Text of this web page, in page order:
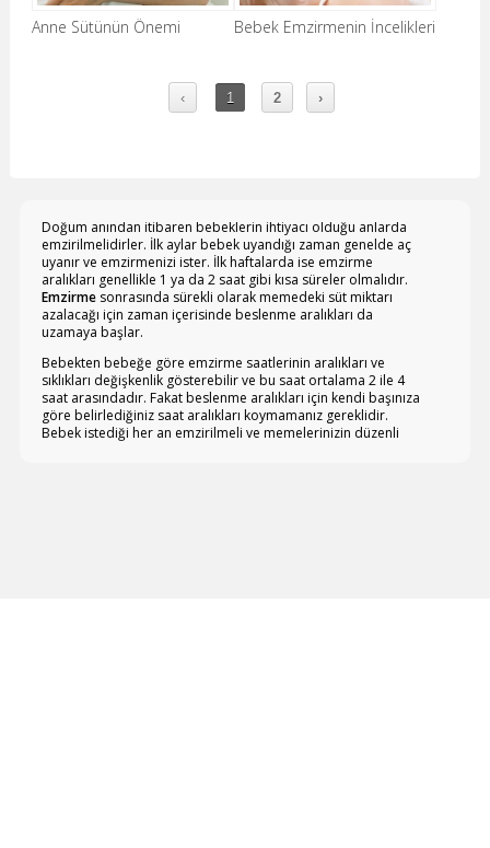
Anne Sütünün Önemi Bebek Emzirmenin İncelikleri
‹ 1 2 ›
Doğum anından itibaren bebeklerin ihtiyacı olduğu anlarda
emzirilmelidirler. İlk aylar bebek uyandığı zaman genelde aç
uyanır ve emzirmenizi ister. İlk haftalarda ise emzirme
aralıkları genellikle 1 ya da 2 saat gibi kısa süreler olmalıdır.
Emzirmesonrasında sürekli olarak memedeki süt miktarı
azalacağı için zaman içerisinde beslenme aralıkları da
uzamaya başlar.
Bebekten bebeğe göre emzirme saatlerinin aralıkları ve
sıklıkları değişkenlik gösterebilir ve bu saat ortalama 2 ile 4
saat arasındadır. Fakat beslenme aralıkları için kendi başınıza
göre belirlediğiniz saat aralıkları koymamanız gereklidir.
Bebek istediği her an emzirilmeli ve memelerinizin düzenli